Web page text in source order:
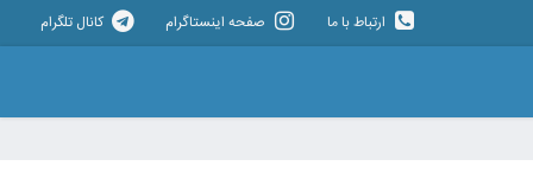
کانال تلگرام صفحه اینستاگرام ارتباط با ما